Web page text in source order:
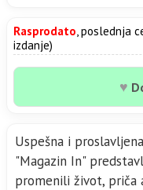
Rasprodato, poslednja
izdanje)
♥
Uspešna i
"Magazin In"
promenili život, priča